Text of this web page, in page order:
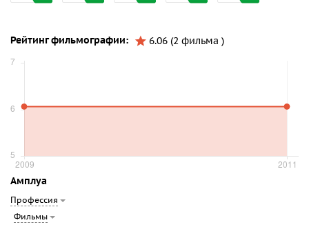
Рейтинг фильмографии: 6.06 (2 фильма )
Амплуа
Профессия
Фильмы